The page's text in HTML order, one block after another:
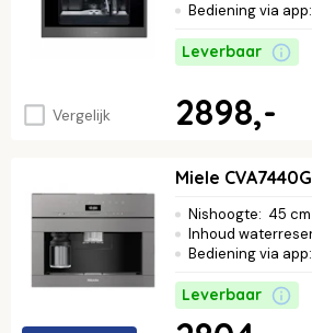
Vergelijk
Bediening via app:
Leverbaar
2898,-
Miele
Nishoogte: 45 cm
Inhoud
Bediening via app:
Leverbaar